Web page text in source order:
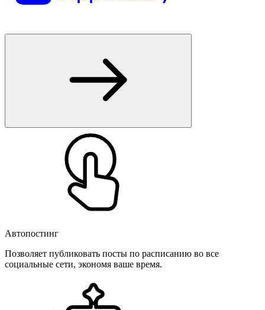
Автопостинг
Позволяет публиковать посты по расписанию во все
социальные сети, экономя ваше время.